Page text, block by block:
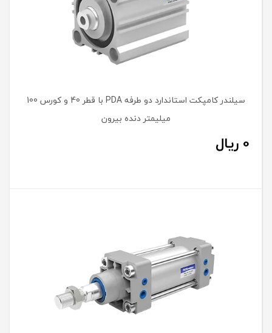
سیلندر کامپکت استاندارد دو طرفه PDA با قطر 40 و کورس 100
میلیمتر دنده بیرون
0 ریال